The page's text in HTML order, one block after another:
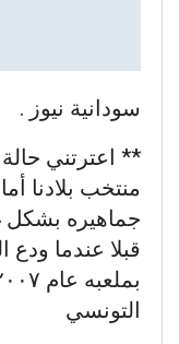
سودانية نيوز .
** اعترتني
منتخب بلادنا
جماهيره بشكل
قبلا عندما ودع
التونسي